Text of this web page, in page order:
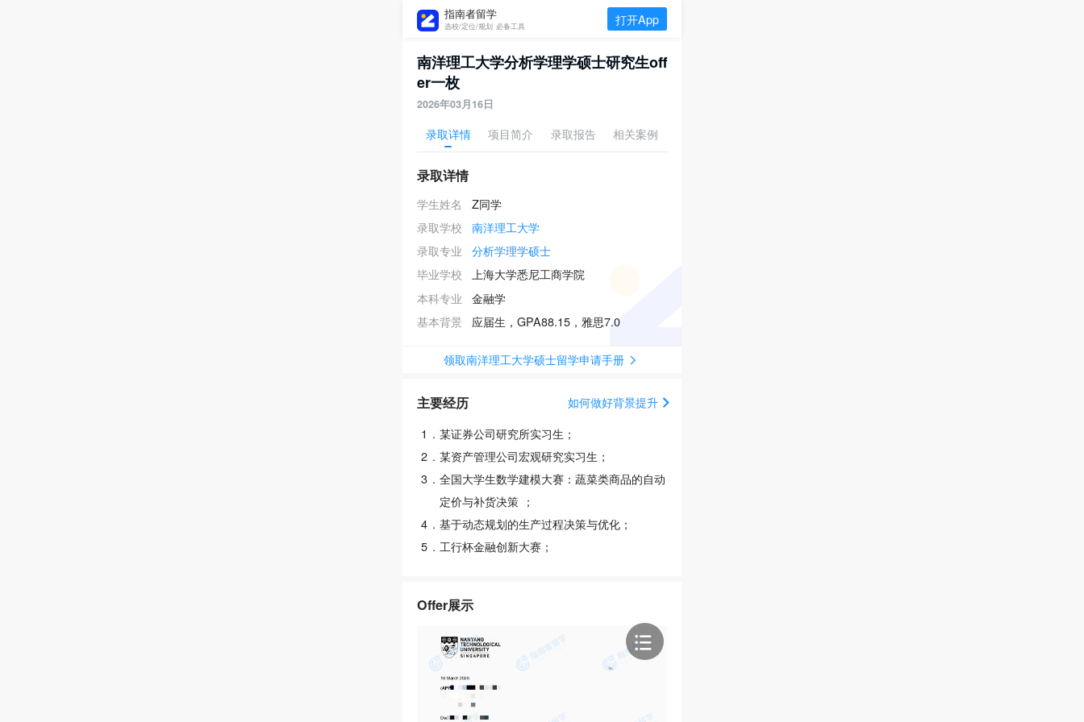
指南者留学
选校/定位/规划 必备工具 打开App
南洋理工大学分析学理学硕士研究生off
er一枚
2026年03月16日
录取详情 项目简介 录取报告 相关案例
录取详情
学生姓名
Z同学
录取学校
南洋理工大学
录取专业
分析学理学硕士
毕业学校
上海大学悉尼工商学院
本科专业
金融学
基本背景
应届生，GPA88.15，雅思7.0
领取南洋理工大学硕士留学申请手册
主要经历
如何做好背景提升
1 . 某证券公司研究所实习生；
2 . 某资产管理公司宏观研究实习生；
3 . 全国大学生数学建模大赛：蔬菜类商品的自动
定价与补货决策 ；
4 . 基于动态规划的生产过程决策与优化；
5 . 工行杯金融创新大赛；
Offer展示